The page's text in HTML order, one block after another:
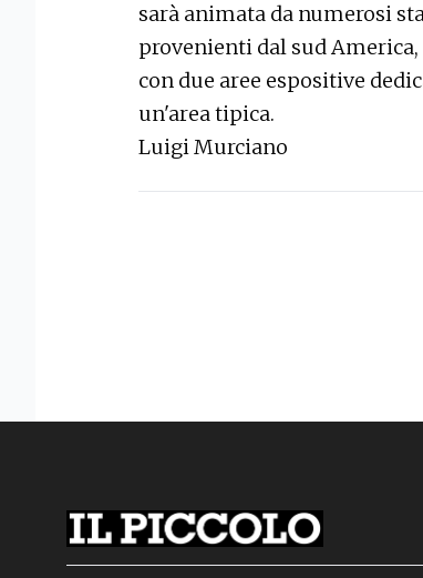
sarà animata da numerosi
provenienti dal sud
con due aree espositive
un'area tipica.
Luigi Murciano